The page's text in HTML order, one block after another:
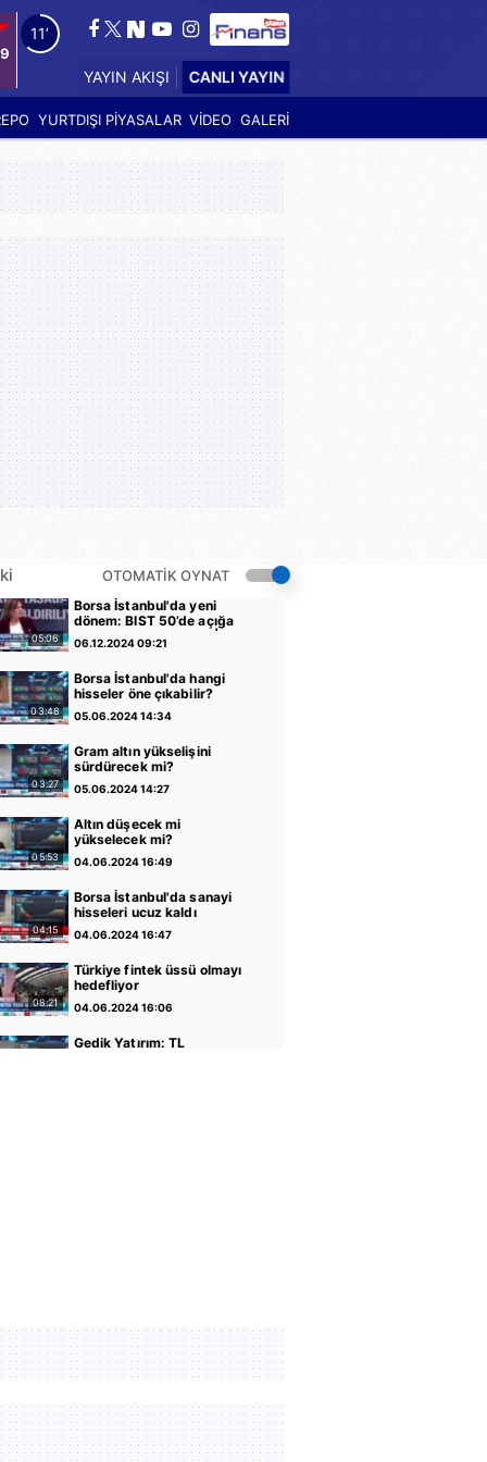
10’
YAYIN AKIŞI
CANLI YAYIN
YURTDIŞI PİYASALAR VİDEO GALERİ
OTOMATİK OYNAT
05:06
Borsa İstanbul'da yeni
dönem: BIST 50’de açığa
satış yasağı kaldırıldı |
Video
06.12.2024 09:21
03:48
Borsa İstanbul'da hangi
hisseler öne çıkabilir?
05.06.2024 14:34
03:27
Gram altın yükselişini
sürdürecek mi?
05.06.2024 14:27
05:53
Altın düşecek mi
yükselecek mi?
04.06.2024 16:49
04:15
Borsa İstanbul'da sanayi
hisseleri ucuz kaldı
04.06.2024 16:47
08:21
Türkiye fintek üssü olmayı
hedefliyor
04.06.2024 16:06
Gedik Yatırım: TL
01:12
İnfo Yatırım: Ons altın için
2400 seviyesi önemli
30.04.2024 17:02
35:30
TCMB Başkanı Fatih
Karahan: Parasal sıkılığı
koruyacağız
08.02.2024 11:36